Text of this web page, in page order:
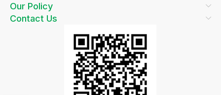
Our Policy
Contact Us